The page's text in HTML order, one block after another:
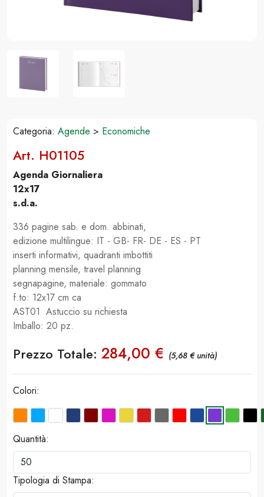
Categoria: Agende > Economiche
Art. H01105
Agenda Giornaliera
12x17
s.d.a.
336 pagine sab. e dom. abbinati,
edizione multilingue: IT - GB- FR- DE - ES - PT
inserti informativi, quadranti imbottiti
planning mensile, travel planning
segnapagine, materiale: gommato
f.to: 12x17 cm ca
AST01 Astuccio su richiesta
Imballo: 20 pz.
Prezzo Totale: 284,00 € (5,68 € unità)
Colori:
Quantità:
Tipologia di Stampa: